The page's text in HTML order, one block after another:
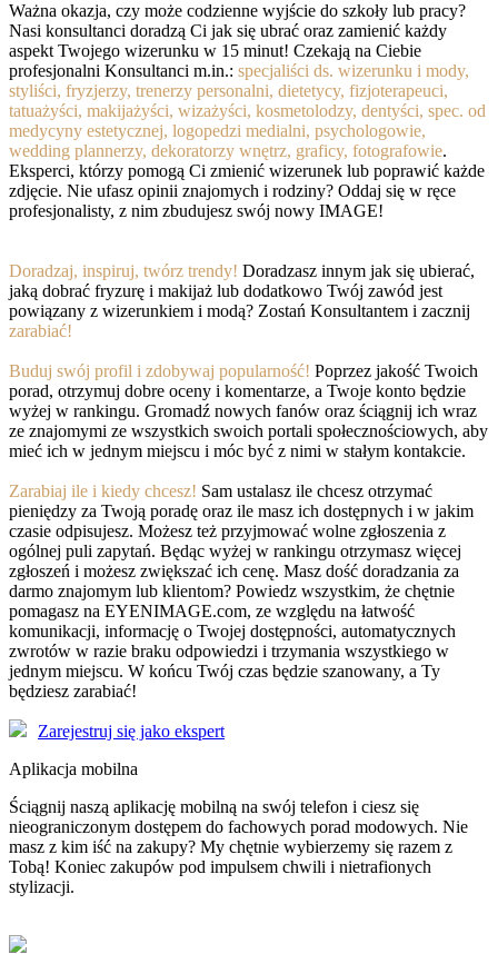
Ważna okazja, czy może codzienne wyjście do szkoły lub pracy?
Nasi konsultanci doradzą Ci jak się ubrać oraz zamienić każdy
aspekt Twojego wizerunku w 15 minut! Czekają na Ciebie
profesjonalni Konsultanci m.in.: specjaliści ds. wizerunku i mody,
styliści, fryzjerzy, trenerzy personalni, dietetycy, fizjoterapeuci,
tatuażyści, makijażyści, wizażyści, kosmetolodzy, dentyści, spec. od
medycyny estetycznej, logopedzi medialni, psychologowie,
wedding plannerzy, dekoratorzy wnętrz, graficy, fotografowie.
Eksperci, którzy pomogą Ci zmienić wizerunek lub poprawić każde
zdjęcie. Nie ufasz opinii znajomych i rodziny? Oddaj się w ręce
profesjonalisty, z nim zbudujesz swój nowy IMAGE!
Doradzaj, inspiruj, twórz trendy! Doradzasz innym jak się ubierać,
jaką dobrać fryzurę i makijaż lub dodatkowo Twój zawód jest
powiązany z wizerunkiem i modą? Zostań Konsultantem i zacznij
zarabiać!
Buduj swój profil i zdobywaj popularność! Poprzez jakość Twoich
porad, otrzymuj dobre oceny i komentarze, a Twoje konto będzie
wyżej w rankingu. Gromadź nowych fanów oraz ściągnij ich wraz
ze znajomymi ze wszystkich swoich portali społecznościowych, aby
mieć ich w jednym miejscu i móc być z nimi w stałym kontakcie.
Zarabiaj ile i kiedy chcesz! Sam ustalasz ile chcesz otrzymać
pieniędzy za Twoją poradę oraz ile masz ich dostępnych i w jakim
czasie odpisujesz. Możesz też przyjmować wolne zgłoszenia z
ogólnej puli zapytań. Będąc wyżej w rankingu otrzymasz więcej
zgłoszeń i możesz zwiększać ich cenę. Masz dość doradzania za
darmo znajomym lub klientom? Powiedz wszystkim, że chętnie
pomagasz na EYENIMAGE.com, ze względu na łatwość
komunikacji, informację o Twojej dostępności, automatycznych
zwrotów w razie braku odpowiedzi i trzymania wszystkiego w
jednym miejscu. W końcu Twój czas będzie szanowany, a Ty
będziesz zarabiać!
Zarejestruj się jako ekspert
Aplikacja mobilna
Ściągnij naszą aplikację mobilną na swój telefon i ciesz się
nieograniczonym dostępem do fachowych porad modowych. Nie
masz z kim iść na zakupy? My chętnie wybierzemy się razem z
Tobą! Koniec zakupów pod impulsem chwili i nietrafionych
stylizacji.